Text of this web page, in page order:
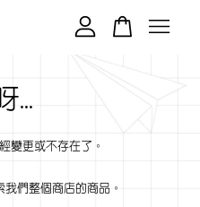
變更或不存在了。
們整個商店的商品。
還是空的。
物